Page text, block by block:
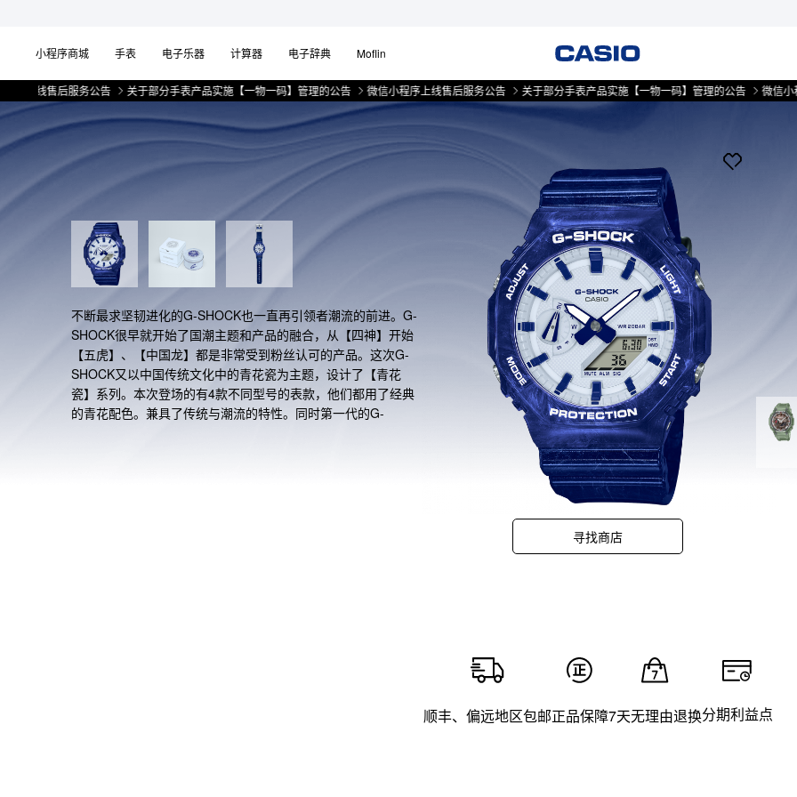
小程序商城 手表 电子乐器 计算器 电子辞典 Moflin
后服务公告 关于部分手表产品实施【一物一码】管理的公告 微信小程序上线售后服务公告 关于部分手表产品实施【一物一码】管理的公告 微信小程序上线
不断最求坚韧进化的G-SHOCK也一直再引领者潮流的前进。G-
SHOCK很早就开始了国潮主题和产品的融合，从【四神】开始
【五虎】、【中国龙】都是非常受到粉丝认可的产品。这次G-
SHOCK又以中国传统文化中的青花瓷为主题，设计了【青花
瓷】系列。本次登场的有4款不同型号的表款，他们都用了经典
的青花配色。兼具了传统与潮流的特性。同时第一代的G-
寻找商店
顺丰、偏远地区包邮正品保障7天无理由退换分期利益点